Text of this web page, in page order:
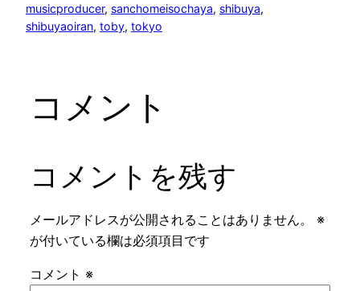
musicproducer, sanchomeisochaya, shibuya
shibuyaoiran, toby, tokyo
コメント
コメントを残す
メールアドレスが公開されることはありません。
※
が付いている欄は必須項目です
コメント ※